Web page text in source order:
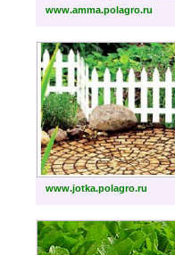
www.amma.polagro.ru
www.jotka.polagro.ru